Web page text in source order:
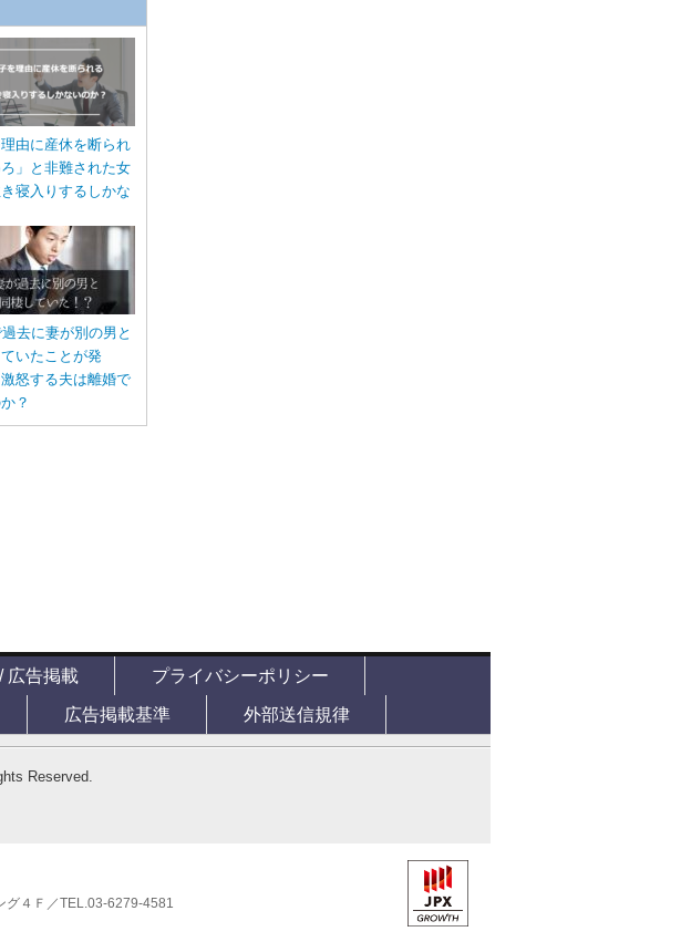
由に産休を断られ
ろ」と非難された女
寝入りするしかな
去に妻が別の男と
いたことが発
怒する夫は離婚で
？
広告掲載
プライバシーポリシー
広告掲載基準 外部送信規律
Reserved.
グ４Ｆ／TEL.03-6279-4581